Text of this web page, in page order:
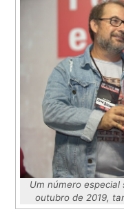
Um número
outubro de 2019,